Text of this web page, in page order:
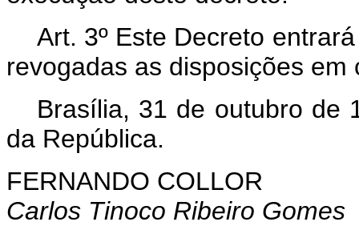
Art. 3º Este Decreto
revogadas as disposições em
Brasília, 31 de outubro de
da República.
FERNANDO COLLOR
Carlos Tinoco Ribeiro Gomes